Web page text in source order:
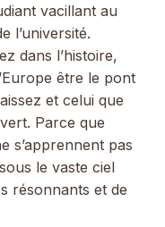
vacillant au
l’université.
dans l’histoire,
être le pont
et celui que
Parce que
s’apprennent pas
le vaste ciel
résonnants et de